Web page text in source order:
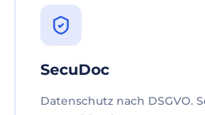
SecuDoc
Datenschutz nach DSGVO.